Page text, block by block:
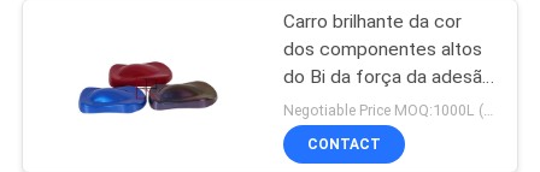
Endurecedor da
pintura do carro
Carro brilhante da cor
dos componentes altos
do Bi da força da adesão
para refinish a pintura
Negotiable Price MOQ:1000L (os artigos misturados são aceitáveis)
CONTACT